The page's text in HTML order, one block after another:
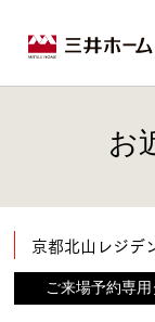
お
京都北山レジデ
ご来場予約専